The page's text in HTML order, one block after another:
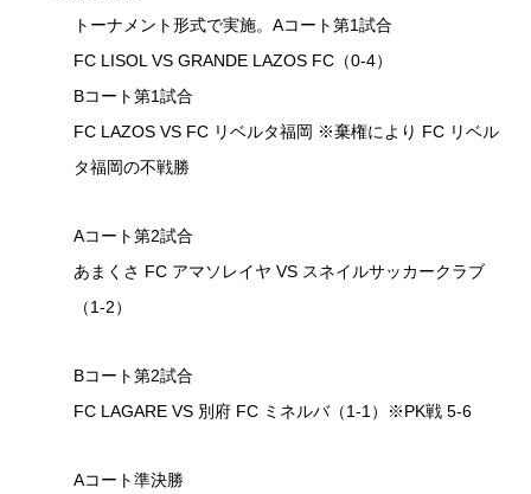
トーナメント形式で実施。Aコート第1試合
FC LISOL VS GRANDE LAZOS FC（0-4）
Bコート第1試合
FC LAZOS VS FC リベルタ福岡 ※棄権により FC リベル
タ福岡の不戦勝
Aコート第2試合
あまくさ FC アマソレイヤ VS スネイルサッカークラブ
（1-2）
Bコート第2試合
FC LAGARE VS 別府 FC ミネルバ（1-1）※PK戦 5-6
Aコート準決勝